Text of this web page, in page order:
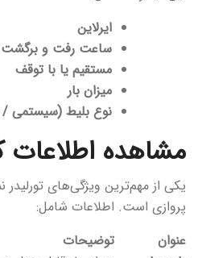
ایرلاین
ساعت رفت و برگشت
مستقیم یا با توقف
میزان بار
نوع بلیط (سیستمی /
مشاهده اطلاعات
یکی از مهم‌ترین ویژگی‌های
پروازی است. اطلاعات شامل:
عنوان
توضیحات